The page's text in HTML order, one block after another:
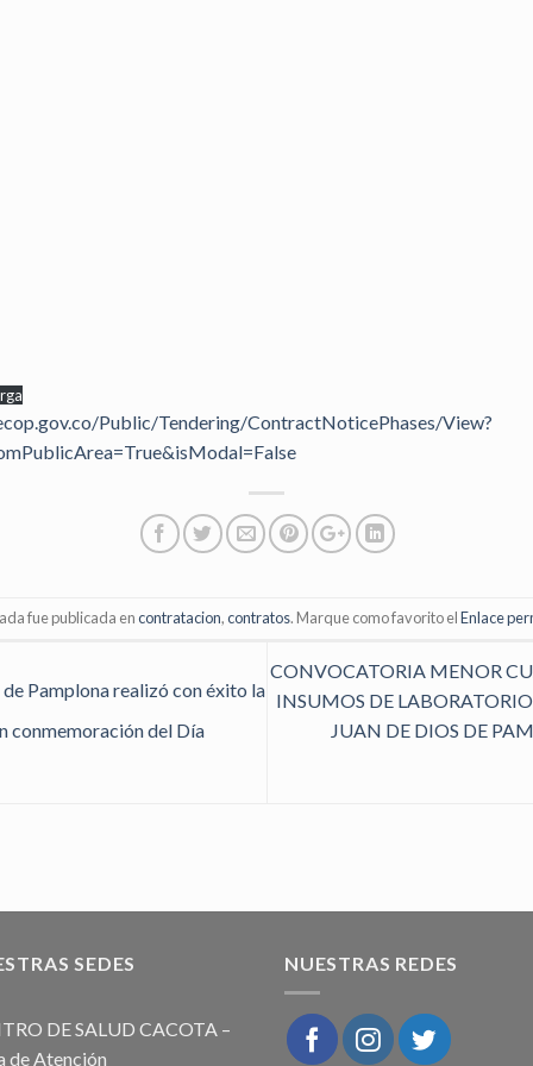
Public/Tendering/ContractNoticePhases/View?
fue publicada encontratacion,contratos. Marque como favorito elEnlace
Pamplona realizó con éxito la
conmemoración del Día
CONVOCATORIA MENOR
INSUMOS DE
JUAN DE DIOS DE
SEDES
DE SALUD CACOTA –
de Atención
NUESTRAS REDES